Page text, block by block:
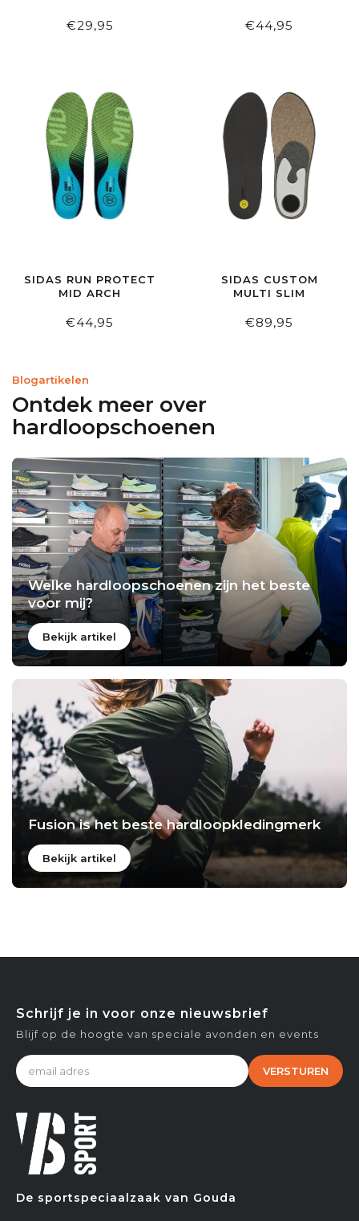
€29,95 €44,95
SIDAS RUN PROTECT
MID ARCH
€44,95
SIDAS CUSTOM
MULTI SLIM
€89,95
Blogartikelen
Ontdek meer over
hardloopschoenen
Welke hardloopschoenen zijn het beste
voor mij?
Bekijk artikel
Fusion is het beste hardloopkledingmerk
Bekijk artikel
De sportspeciaalzaak van Gouda
Schrijf je in voor onze nieuwsbrief
Blijf op de hoogte van speciale avonden en events
VERSTUREN